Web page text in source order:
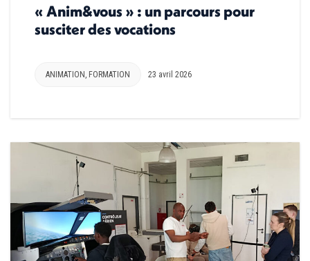
« Anim&vous » : un parcours pour
susciter des vocations
ANIMATION, FORMATION 23 avril 2026